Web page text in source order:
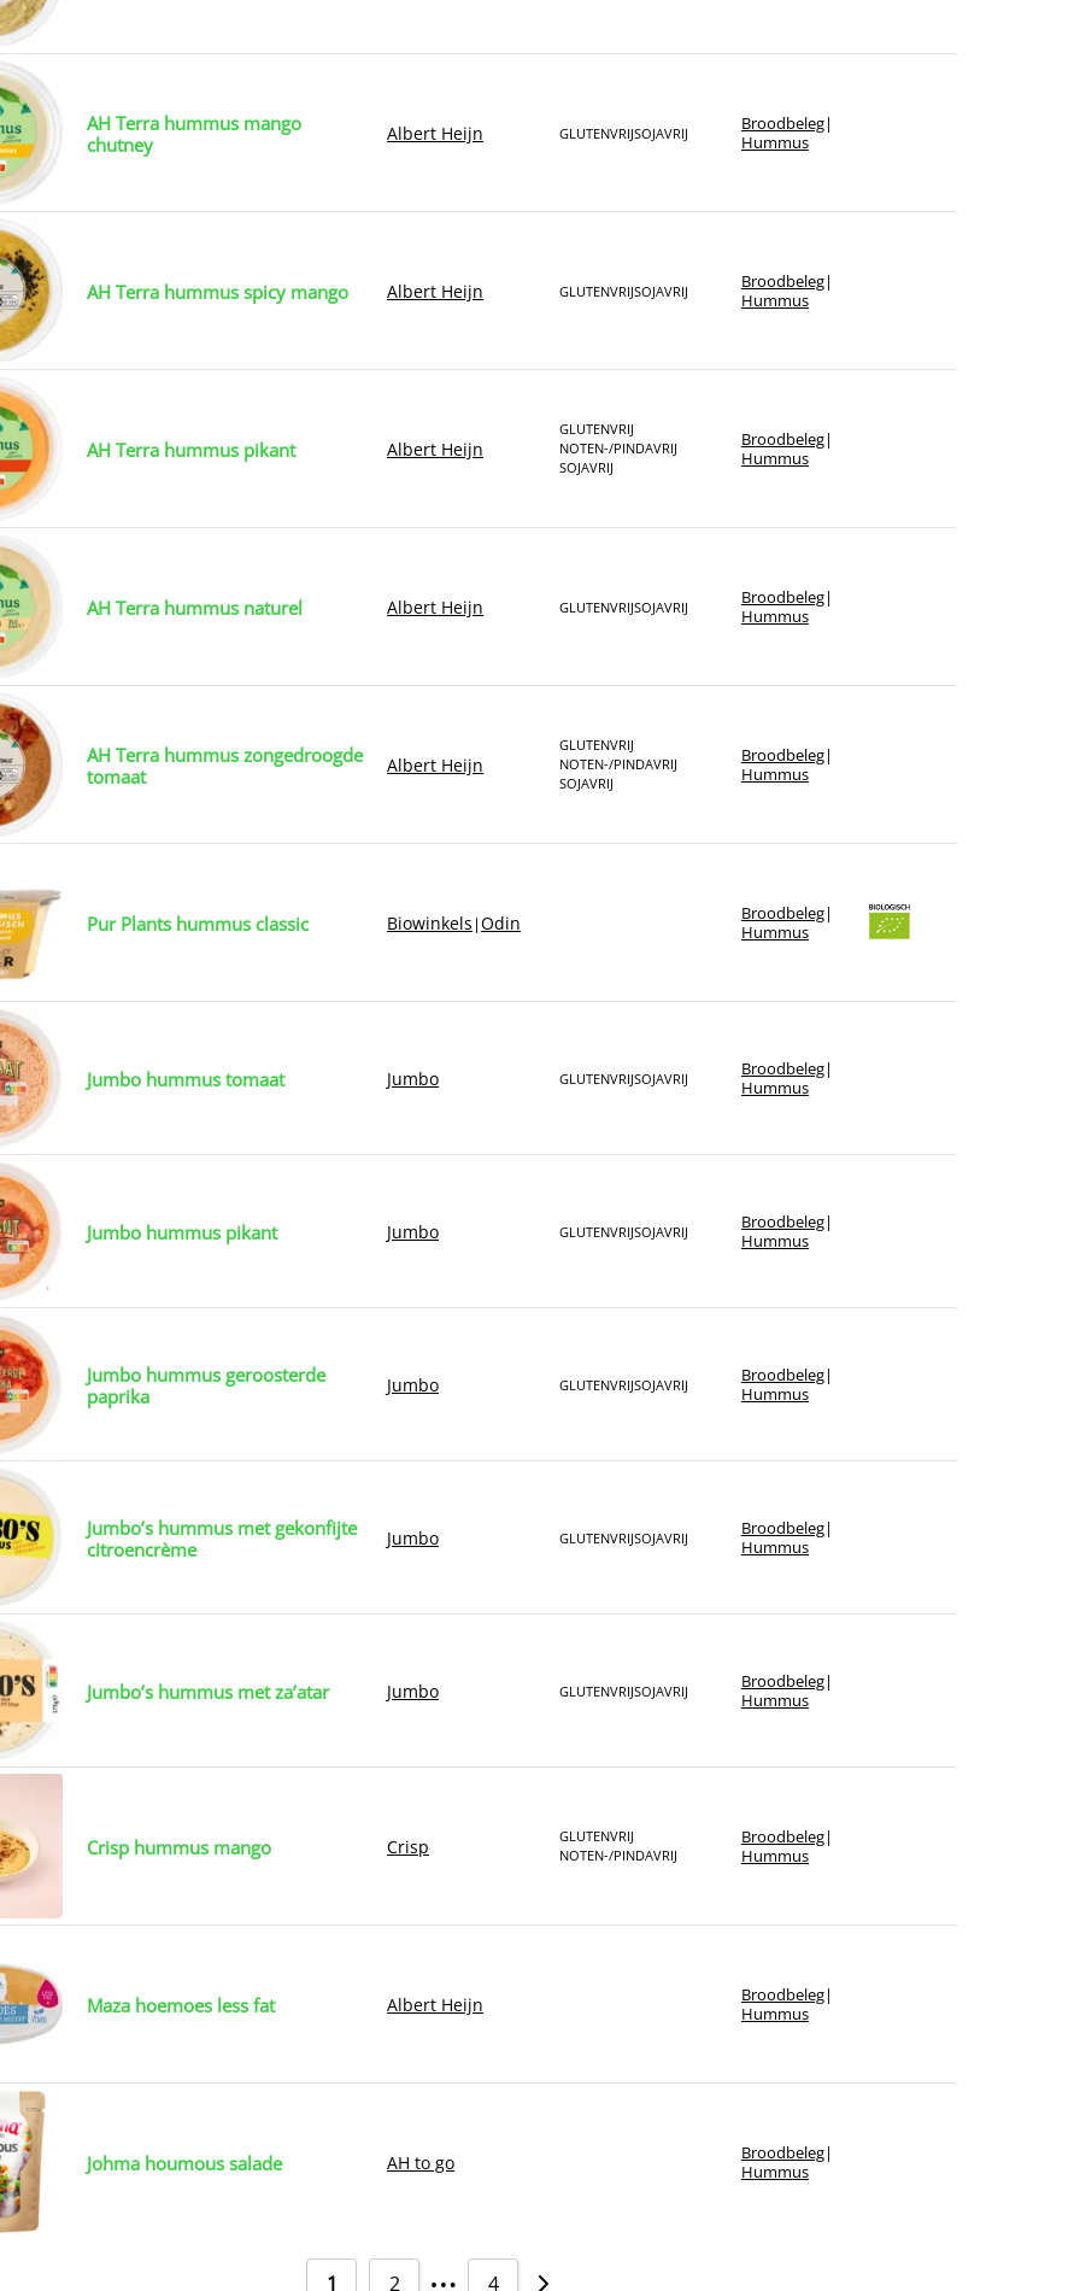
AH Terra hummus mango
chutney
Albert Heijn GLUTENVRIJSOJAVRIJ Broodbeleg|
Hummus
AH Terra hummus spicy mango Albert Heijn GLUTENVRIJSOJAVRIJ Broodbeleg|
Hummus
AH Terra hummus pikant Albert Heijn
GLUTENVRIJ
NOTEN-/PINDAVRIJ
SOJAVRIJ
Broodbeleg|
Hummus
AH Terra hummus naturel Albert Heijn GLUTENVRIJSOJAVRIJ Broodbeleg|
Hummus
AH Terra hummus zongedroogde
tomaat
Albert Heijn
GLUTENVRIJ
NOTEN-/PINDAVRIJ
SOJAVRIJ
Broodbeleg|
Hummus
Pur Plants hummus classic Biowinkels |Odin Broodbeleg|
Hummus
Jumbo hummus tomaat Jumbo GLUTENVRIJSOJAVRIJ Broodbeleg|
Hummus
Jumbo hummus pikant Jumbo GLUTENVRIJSOJAVRIJ Broodbeleg|
Hummus
Jumbo hummus geroosterde
paprika
Jumbo GLUTENVRIJSOJAVRIJ Broodbeleg|
Hummus
Jumbo’s hummus met gekonfijte
citroencrème
Jumbo GLUTENVRIJSOJAVRIJ Broodbeleg|
Hummus
Jumbo’s hummus met za’atar Jumbo GLUTENVRIJSOJAVRIJ Broodbeleg|
Hummus
Crisp hummus mango Crisp
GLUTENVRIJ
NOTEN-/PINDAVRIJ
Broodbeleg|
Hummus
Maza hoemoes less fat Albert Heijn Broodbeleg|
Hummus
Johma houmous salade AH to go Broodbeleg|
Hummus
1 2 … 4